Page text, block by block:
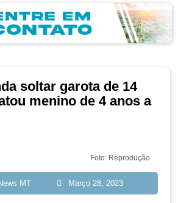
soltar garota de 14
menino de 4 anos a
Foto: Reprodução
MT Março 28, 2023